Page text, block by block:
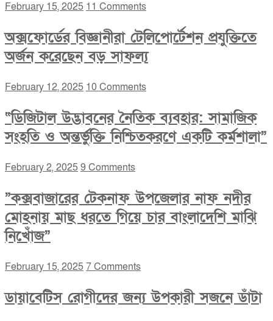
February 15, 2025 11 Comments
অক্সফোর্ডের বিজ্ঞানীরা টেলিপোর্টেশন প্রযুক্তিতে
অর্জন করেছেন বড় সাফল্য
February 12, 2025 10 Comments
“ডিজিটাল উদ্ভাবনের নৈতিক ব্যবহার: সামাজিক
সংহতি ও অন্তর্ভুক্তি নিশ্চিতকরণে একটি কর্মশালা”
February 2, 20259 Comments
”কক্সবাজারের টেকনাফ উপজেলার নাফ নদীর
মোহনায় মাছ ধরতে গিয়ে চার বাংলাদেশি মাঝি
নিখোঁজ”
February 15, 20257 Comments
ডায়াবেটিস রোগীদের জন্য উপকারী সজনে ডাঁটা